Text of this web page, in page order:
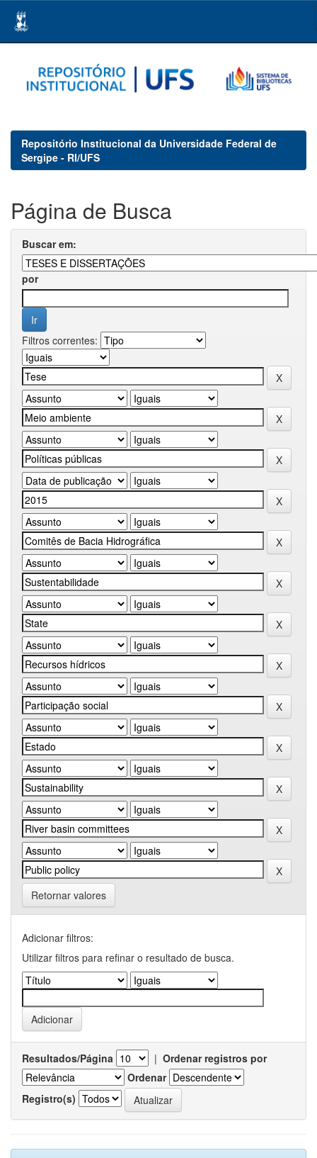
navigation
Repositório Institucional da Universidade Federal de
Sergipe - RI/UFS
Página de Busca
Buscar em:
por
Filtros correntes:
Retornar valores
Adicionar filtros:
Utilizar filtros para refinar o resultado de busca.
Resultados/Página | Ordenar registros por
Ordenar
Registro(s)